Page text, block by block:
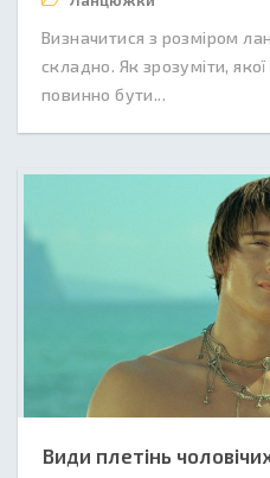
Визначитися з розміром
складно. Як зрозуміти,
повинно бути...
Види плетінь